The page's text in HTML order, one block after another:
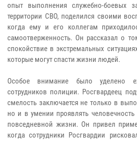
опыт выполнения служебно-боевых
территории СВО, поделился своими
когда ему и его коллегам
самоотверженность. Он рассказал о
спокойствие в экстремальных
которые могут спасти жизни людей.
Особое внимание было уделено
сотрудников полиции. Росгвардеец
смелость заключается не только в
но и в умении проявлять
повседневной жизни. Он привел
когда сотрудники Росгвардии